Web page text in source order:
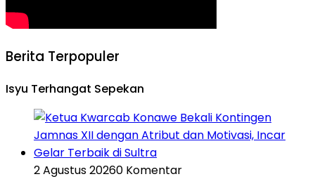
Berita Terpopuler
Isyu Terhangat Sepekan
2 Agustus 20260 Komentar